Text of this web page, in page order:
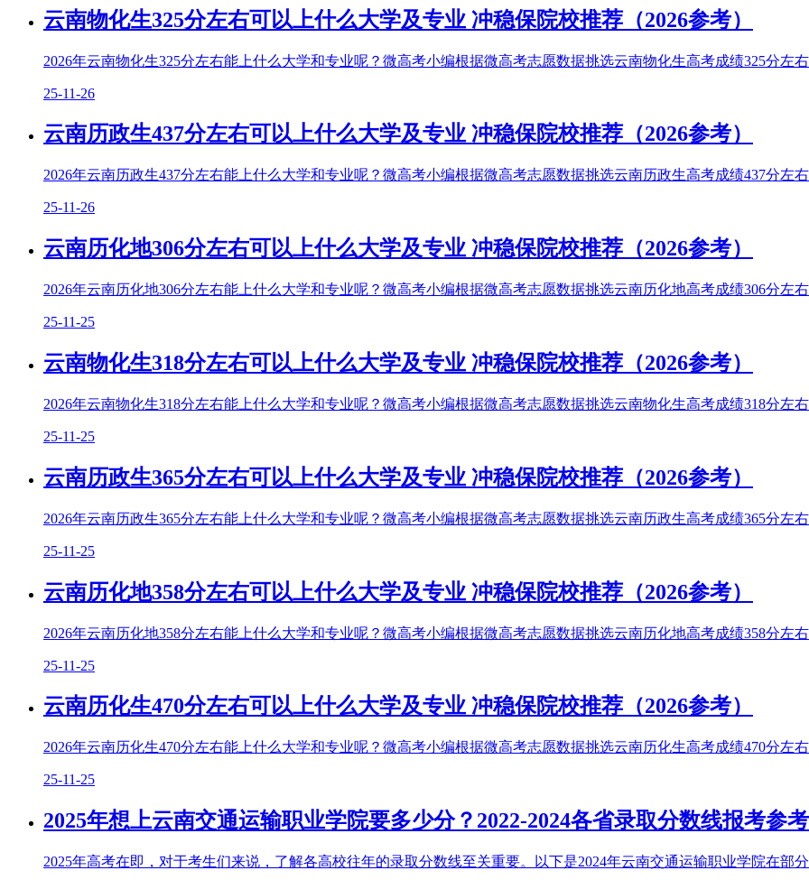
云南物化生325分左右可以上什么大学及专业 冲稳保院校推荐（2026参考）
2026年云南物化生325分左右能上什么大学和专业呢？微高考小编根据微高考志愿数据挑选云南物化生高考成绩325分左
25-11-26
云南历政生437分左右可以上什么大学及专业 冲稳保院校推荐（2026参考）
2026年云南历政生437分左右能上什么大学和专业呢？微高考小编根据微高考志愿数据挑选云南历政生高考成绩437分左
25-11-26
云南历化地306分左右可以上什么大学及专业 冲稳保院校推荐（2026参考）
2026年云南历化地306分左右能上什么大学和专业呢？微高考小编根据微高考志愿数据挑选云南历化地高考成绩306分左
25-11-25
云南物化生318分左右可以上什么大学及专业 冲稳保院校推荐（2026参考）
2026年云南物化生318分左右能上什么大学和专业呢？微高考小编根据微高考志愿数据挑选云南物化生高考成绩318分左
25-11-25
云南历政生365分左右可以上什么大学及专业 冲稳保院校推荐（2026参考）
2026年云南历政生365分左右能上什么大学和专业呢？微高考小编根据微高考志愿数据挑选云南历政生高考成绩365分左
25-11-25
云南历化地358分左右可以上什么大学及专业 冲稳保院校推荐（2026参考）
2026年云南历化地358分左右能上什么大学和专业呢？微高考小编根据微高考志愿数据挑选云南历化地高考成绩358分左
25-11-25
云南历化生470分左右可以上什么大学及专业 冲稳保院校推荐（2026参考）
2026年云南历化生470分左右能上什么大学和专业呢？微高考小编根据微高考志愿数据挑选云南历化生高考成绩470分左
25-11-25
2025年想上云南交通运输职业学院要多少分？2022-2024各省录取分数线报考参考
2025年高考在即，对于考生们来说，了解各高校往年的录取分数线至关重要。以下是2024年云南交通运输职业学院在部